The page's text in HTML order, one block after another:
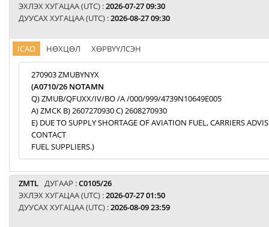
ЭХЛЭХ ХУГАЦАА (UTC) :2026-07-27 09:30
ДУУСАХ ХУГАЦАА (UTC) :2026-08-27 09:30
ICAO НӨХЦӨЛ ХӨРВҮҮЛСЭН
270903 ZMUBYNYX
(A0710/26 NOTAMN
Q) ZMUB/QFUXX/IV/BO /A /000/999/4739N10649E005
A) ZMCK B) 2607270930 C) 2608270930
E) DUE TO SUPPLY SHORTAGE OF AVIATION FUEL, CARRIERS
CONTACT
FUEL SUPPLIERS.)
ZMTL ДУГААР :C0105/26
ЭХЛЭХ ХУГАЦАА (UTC) :2026-07-27 01:50
ДУУСАХ ХУГАЦАА (UTC) :2026-08-09 23:59